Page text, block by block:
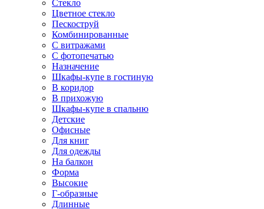
Стекло
Цветное стекло
Пескоструй
Комбинированные
С витражами
С фотопечатью
Назначение
Шкафы-купе в гостиную
В коридор
В прихожую
Шкафы-купе в спальню
Детские
Офисные
Для книг
Для одежды
На балкон
Форма
Высокие
Г-образные
Длинные